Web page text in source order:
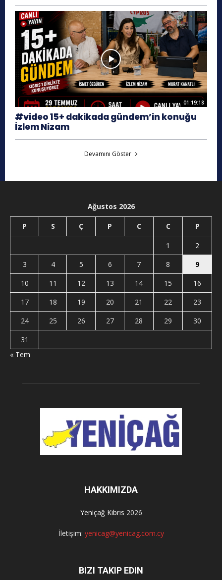
01:19:18
#video 15+ dakikada gündem’in konuğu
İzlem Nizam
Devamını Göster
Ağustos 2026
P S Ç P C C P
1
2
3
4 5 6 7 8
9
10
11 12 13 14 15
16
17
18 19 20 21 22
23
24
25 26 27 28 29
30
31
« Tem
HAKKIMIZDA
Yeniçağ Kıbrıs 2026
İletişim: yenicag@yenicag.com.cy
BIZI TAKIP EDIN